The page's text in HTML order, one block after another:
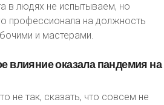
в людях не испытываем, но
профессионала на должность
и мастерами.
влияниеоказалапандемия на
не так, сказать, что совсем не